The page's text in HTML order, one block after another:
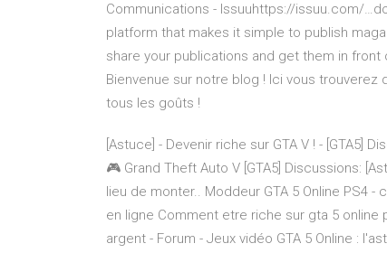
Communications - Issuuhttps://issuu.com/
platform that makes it simple to publish
share your publications and get them in front
Bienvenue sur notre blog ! Ici vous
tous les goûts !
[Astuce] - Devenir riche sur GTA V ! - [GTA5]
🎮 Grand Theft Auto V [GTA5] Discussions:
lieu de monter.. Moddeur GTA 5 Online PS4
en ligne Comment etre riche sur gta 5 online
argent - Forum - Jeux vidéo GTA 5 Online :